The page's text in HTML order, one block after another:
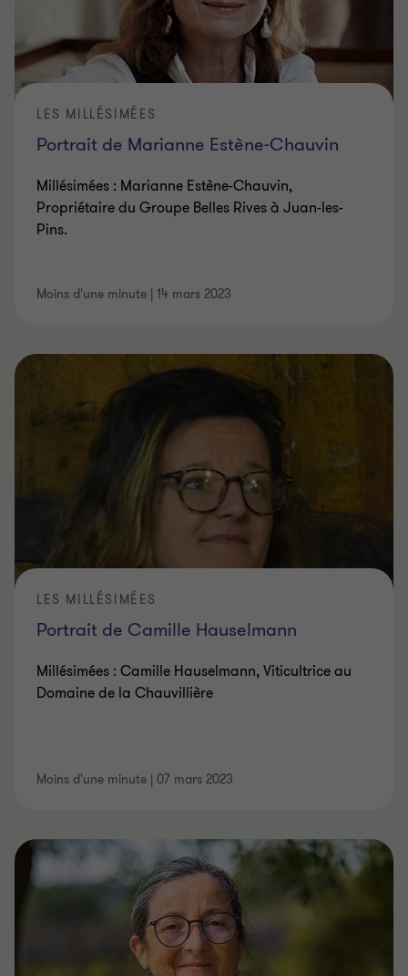
Portrait de Marianne Estène-Chauvin
LES MILLÉSIMÉES
Millésimées : Marianne Estène-Chauvin,
Propriétaire du Groupe Belles Rives à Juan-les-
Pins.
Moins d'une minute | 14 mars 2023
Portrait de Camille Hauselmann
LES MILLÉSIMÉES
Millésimées : Camille Hauselmann, Viticultrice au
Domaine de la Chauvillière
Moins d'une minute | 07 mars 2023